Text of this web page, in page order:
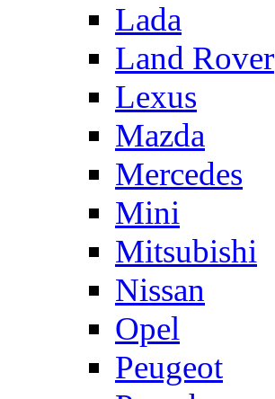
Lada
Land Rover
Lexus
Mazda
Mercedes
Mini
Mitsubishi
Nissan
Opel
Peugeot